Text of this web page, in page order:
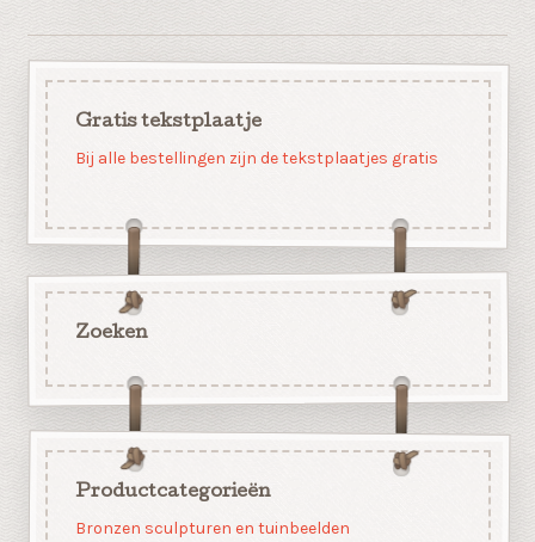
Gratis tekstplaatje
Bij alle bestellingen zijn de tekstplaatjes gratis
Zoeken
Productcategorieën
Bronzen sculpturen en tuinbeelden